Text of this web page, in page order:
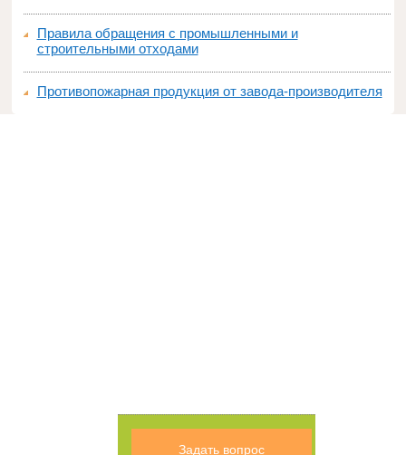
Правила обращения с промышленными и
строительными отходами
Противопожарная продукция от завода-производителя
Задать вопрос